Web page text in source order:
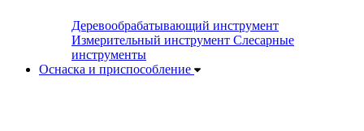
Деревообрабатывающий инструмент
Измерительный инструмент Слесарные
инструменты
Оснаска и приспособление